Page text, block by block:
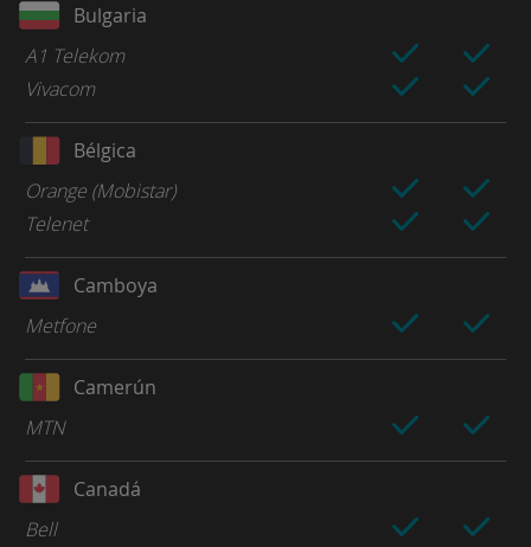
Bulgaria
A1 Telekom
Vivacom
Bélgica
Orange (Mobistar)
Telenet
Camboya
Metfone
Camerún
MTN
Canadá
Bell